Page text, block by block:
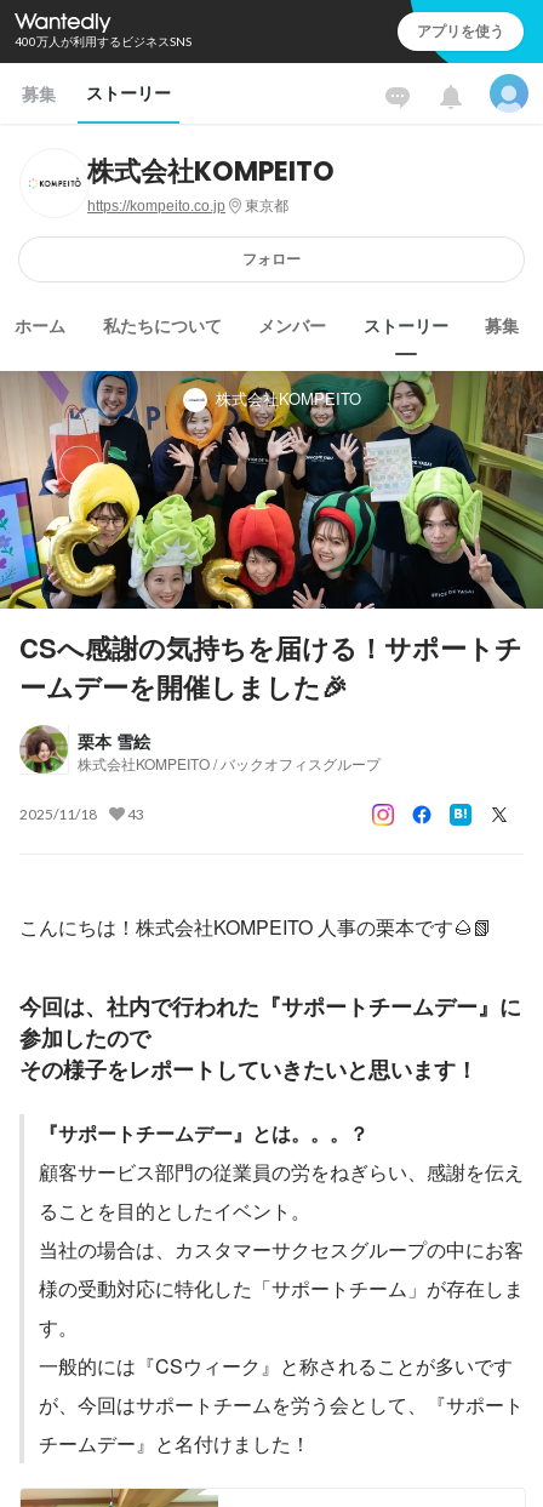
400万人が利用するビジネスSNS アプリを使う
募集 ストーリー
株式会社KOMPEITO
https://kompeito.co.jp 東京都
フォロー
ホーム 私たちについて メンバー ストーリー 募集
株式会社KOMPEITO
CSへ感謝の気持ちを届ける！サポートチ
ームデーを開催しました🎉
栗本 雪絵
株式会社KOMPEITO / バックオフィスグループ
2025/11/18 43
こんにちは！株式会社KOMPEITO 人事の栗本です🌰📗
今回は、社内で行われた 『サポートチームデー』 に
参加したので
その様子をレポートしていきたいと思います！
『サポートチームデー』とは。。。？
顧客サービス部門の従業員の労をねぎらい、感謝を伝え
ることを目的としたイベント。
当社の場合は、カスタマーサクセスグループの中にお客
様の受動対応に特化した「サポートチーム」が存在しま
す。
一般的には『CSウィーク』と称されることが多いです
が、今回はサポートチームを労う会として、『サポート
チームデー』と名付けました！